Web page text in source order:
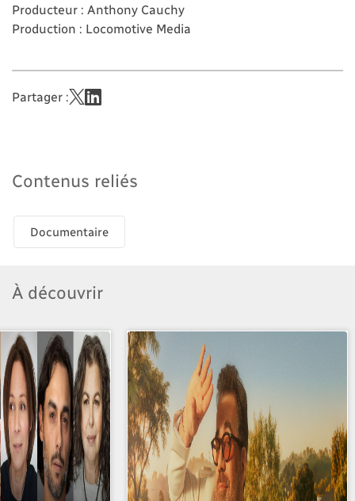
Producteur : Anthony Cauchy
Production : Locomotive Media
Partager :
Contenus reliés
Documentaire
À découvrir